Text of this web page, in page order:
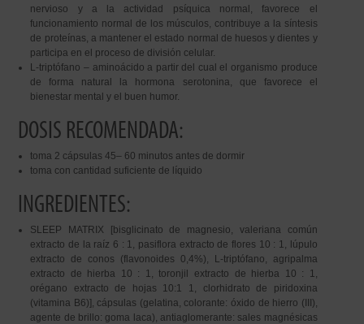
nervioso y a la actividad psíquica normal, favorece el
funcionamiento normal de los músculos, contribuye a la síntesis
de proteínas, a mantener el estado normal de huesos y dientes y
participa en el proceso de división celular.
L-triptófano – aminoácido a partir del cual el organismo produce
de forma natural la hormona serotonina, que favorece el
bienestar mental y el buen humor.
DOSIS RECOMENDADA:
toma 2 cápsulas 45– 60 minutos antes de dormir
toma con cantidad suficiente de líquido
INGREDIENTES:
SLEEP MATRIX [bisglicinato de magnesio, valeriana común
extracto de la raíz 6 : 1, pasiflora extracto de flores 10 : 1, lúpulo
extracto de conos (flavonoides 0,4%), L-triptófano, agripalma
extracto de hierba 10 : 1, toronjil extracto de hierba 10 : 1,
orégano extracto de hojas 10:1 1, clorhidrato de piridoxina
(vitamina B6)], cápsulas (gelatina, colorante: óxido de hierro (III),
agente de brillo: goma laca), antiaglomerante: sales magnésicas